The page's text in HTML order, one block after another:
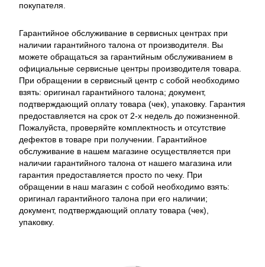
покупателя.
Гарантийное обслуживание в сервисных центрах при
наличии гарантийного талона от производителя. Вы
можете обращаться за гарантийным обслуживанием в
официальные сервисные центры производителя товара.
При обращении в сервисный центр с собой необходимо
взять: оригинал гарантийного талона; документ,
подтверждающий оплату товара (чек), упаковку. Гарантия
предоставляется на срок от 2-х недель до пожизненной.
Пожалуйста, проверяйте комплектность и отсутствие
дефектов в товаре при получении. Гарантийное
обслуживание в нашем магазине осуществляется при
наличии гарантийного талона от нашего магазина или
гарантия предоставляется просто по чеку. При
обращении в наш магазин с собой необходимо взять:
оригинал гарантийного талона при его наличии;
документ, подтверждающий оплату товара (чек),
упаковку.